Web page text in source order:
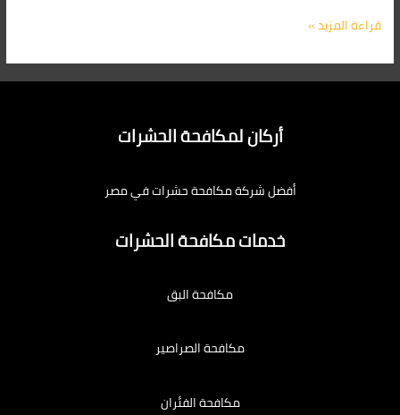
قراءة المزيد »
أركان لمكافحة الحشرات
أفضل شركة مكافحة حشرات في مصر
خدمات مكافحة الحشرات
مكافحة البق
مكافحة الصراصير
مكافحة الفئران